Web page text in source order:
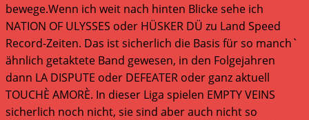
bewege.Wenn ich weit nach hinten Blicke sehe ich
NATION OF ULYSSES oder HÜSKER DÜ zu Land Speed
Record-Zeiten. Das ist sicherlich die Basis für so manch`
ähnlich getaktete Band gewesen, in den Folgejahren
dann LA DISPUTE oder DEFEATER oder ganz aktuell
TOUCHÈ AMORÈ. In dieser Liga spielen EMPTY VEINS
sicherlich noch nicht, sie sind aber auch nicht so